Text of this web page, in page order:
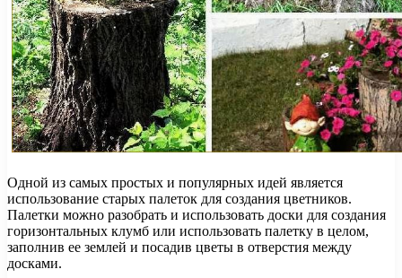
Одной из самых простых и популярных идей является
использование старых палеток для создания цветников.
Палетки можно разобрать и использовать доски для создания
горизонтальных клумб или использовать палетку в целом,
заполнив ее землей и посадив цветы в отверстия между
досками.